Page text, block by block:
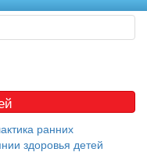
ранних
здоровья детей